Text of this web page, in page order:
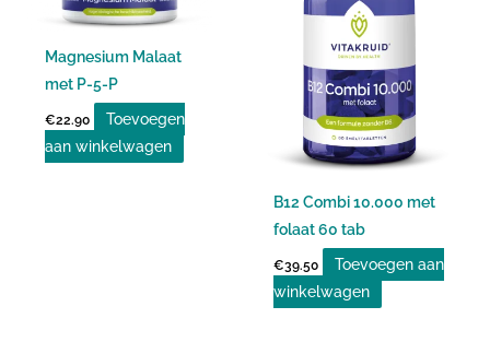
Magnesium Malaat
met P-5-P
€22.90
Toevoegen
aan winkelwagen
B12 Combi 10.000 met
folaat 60 tab
€39.50
Toevoegen aan
winkelwagen